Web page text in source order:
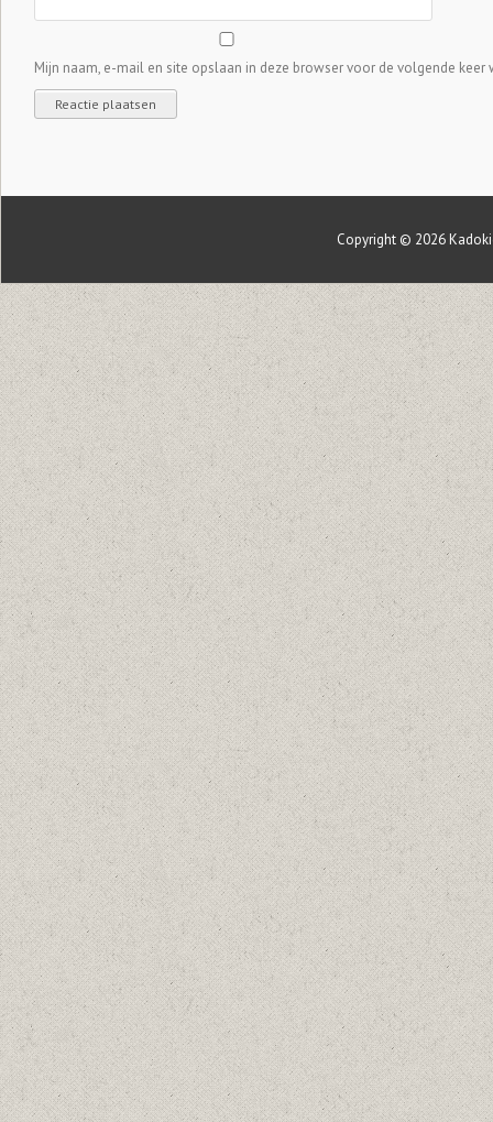
Mijn naam, e-mail en site opslaan in deze browser voor de volgende keer
Copyright © 2026